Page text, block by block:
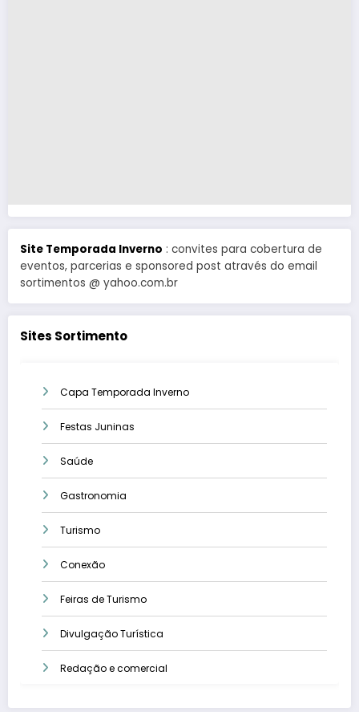
Site Temporada Inverno : convites para cobertura de
eventos, parcerias e sponsored post através do email
sortimentos @ yahoo.com.br
Sites Sortimento
Capa Temporada Inverno
Festas Juninas
Saúde
Gastronomia
Turismo
Conexão
Feiras de Turismo
Divulgação Turística
Redação e comercial